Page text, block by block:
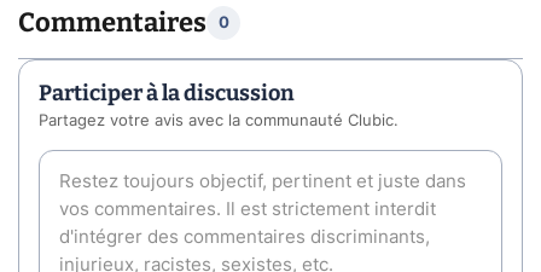
Commentaires 0
Participer à la discussion
Partagez votre avis avec la communauté Clubic.